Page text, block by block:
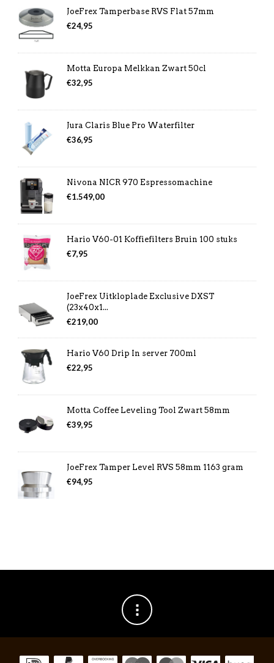
JoeFrex Tamperbase RVS Flat 57mm
€24,95
Motta Europa Melkkan Zwart 50cl
€32,95
Jura Claris Blue Pro Waterfilter
€36,95
Nivona NICR 970 Espressomachine
€1.549,00
Hario V60-01 Koffiefilters Bruin 100 stuks
€7,95
JoeFrex Uitkloplade Exclusive DXST
(23x40x1...
€219,00
Hario V60 Drip In server 700ml
€22,95
Motta Coffee Leveling Tool Zwart 58mm
€39,95
JoeFrex Tamper Level RVS 58mm 1163 gram
€94,95